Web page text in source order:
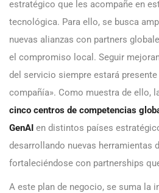
estratégico que les acompañe en
tecnológica. Para ello, se busca
nuevas alianzas con partners
el compromiso local. Seguir
del servicio siempre estará presente
compañía». Como muestra de ello,
cinco centros de competencias
GenAI en distintos países
desarrollando nuevas herramientas
fortaleciéndose con partnerships
A este plan de negocio, se suma la